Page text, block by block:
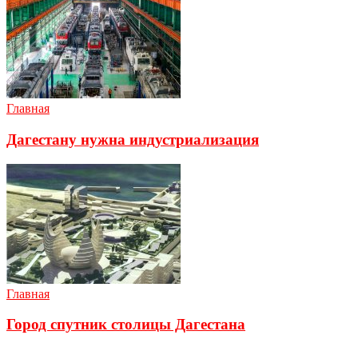
Главная
Дагестану нужна индустриализация
Главная
Город спутник столицы Дагестана